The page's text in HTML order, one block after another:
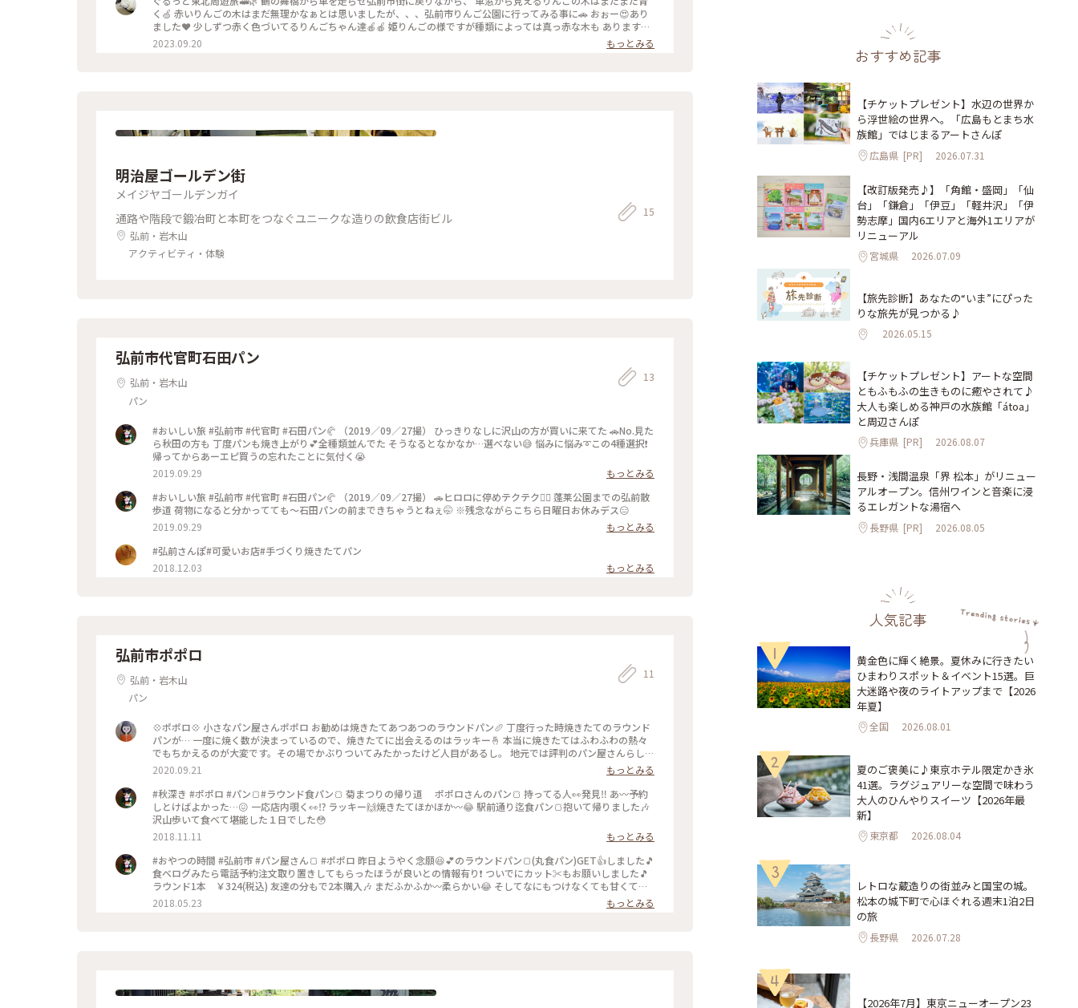
く🍏 赤いりんごの木はまだ無理かなぁとは思いましたが、、、弘前市りんご公園に行ってみる事に🚗 おぉー😍あり
ました❤️ 少しずつ赤く色づいてるりんごちゃん達🍎🍎 姫りんごの様ですが種類によっては真っ赤な木も あります🍎
🍎🍎少しずつ秋の気配…ですね🍁 公園内のショップでも既に売っている種類も💡 園内は広くて何種類ものりんごの
木が植えられていました✨✨✨ そして、雲が少しずつ取れて岩木山も見えて来ました〜🌥️⛰️ #カメラ旅 #私のことり
2023.09.20 もっとみる
明治屋ゴールデン街
メイジヤゴールデンガイ
通路や階段で鍛冶町と本町をつなぐユニークな造りの飲食店街ビル
弘前・岩木山
アクティビティ・体験
15
弘前市代官町石田パン
弘前・岩木山
パン
13
#おいしい旅 #弘前市 #代官町 #石田パン🥐 （2019／09／27撮） ひっきりなしに沢山の方が買いに来てた 🚗No.見た
ら秋田の方も 丁度パンも焼き上がり💕全種類並んでた そうなるとなかなか…選べない😅 悩みに悩み➰この4種選択❗️
帰ってからあーエピ買うの忘れたことに気付く😭
2019.09.29
もっとみる
#おいしい旅 #弘前市 #代官町 #石田パン🥐 （2019／09／27撮） 🚗ヒロロに停めテクテク🚶‍♀️ 蓬莱公園までの弘前散
歩道 荷物になると分かってても～石田パンの前まできちゃうとねぇ🤭 ※残念ながらこちら日曜日お休みデス😑
2019.09.29
もっとみる
#弘前さんぽ#可愛いお店#手づくり焼きたてパン
2018.12.03
もっとみる
弘前市ポポロ
弘前・岩木山
パン
11
💠ポポロ💠 小さなパン屋さんポポロ お勧めは焼きたてあつあつのラウンドパン🥖 丁度行った時焼きたてのラウンド
パンが… 一度に焼く数が決まっているので、焼きたてに出会えるのはラッキー🤞 本当に焼きたてはふわふわの熱々
でもちかえるのが大変です。その場でかぶりついてみたかったけど人目があるし。 地元では評判のパン屋さんらしい
2020.09.21
もっとみる
#秋深き #ポポロ #パン🍞#ラウンド食パン🍞 菊まつりの帰り道 ポポロさんのパン🍞 持ってる人👀発見‼ あ〰予約
しとけばよかった…😖 一応店内覗く👀⁉ ラッキー🙌焼きたてほかほか〰😂 駅前通り迄食パン🍞抱いて帰りました🎶
沢山歩いて食べて堪能した１日でした😳
2018.11.11
もっとみる
#おやつの時間 #弘前市 #パン屋さん🍞 #ポポロ 昨日ようやく念願😆💕のラウンドパン🍞(丸食パン)GET👍しました🎵
食べログみたら電話予約注文取り置きしてもらったほうが良いとの情報有り❗ ついでにカット✂もお願いしました🎵
ラウンド1本 ￥324(税込) 友達の分もで2本購入🎶 まだふかふか〰柔らかい😂 そしてなにもつけなくても甘くてパ
2018.05.23 もっとみる
おすすめ記事
【チケットプレゼント】水辺の世界か
ら浮世絵の世界へ。「広島もとまち水
族館」ではじまるアートさんぽ
広島県 [PR] 2026.07.31
【改訂版発売♪】「角館・盛岡」「仙
台」「鎌倉」「伊豆」「軽井沢」「伊
勢志摩」国内6エリアと海外1エリアが
リニューアル
宮城県 2026.07.09
【旅先診断】あなたの“いま”にぴった
りな旅先が見つかる♪
2026.05.15
【チケットプレゼント】アートな空間
ともふもふの生きものに癒やされて♪
大人も楽しめる神戸の水族館「átoa」
と周辺さんぽ
兵庫県 [PR] 2026.08.07
長野・浅間温泉「界 松本」がリニュー
アルオープン。信州ワインと音楽に浸
るエレガントな湯宿へ
長野県 [PR] 2026.08.05
人気記事
1
黄金色に輝く絶景。夏休みに行きたい
ひまわりスポット＆イベント15選。巨
大迷路や夜のライトアップまで【2026
年夏】
全国 2026.08.01
2
夏のご褒美に♪東京ホテル限定かき氷
41選。ラグジュアリーな空間で味わう
大人のひんやりスイーツ【2026年最
新】
東京都 2026.08.04
3
レトロな蔵造りの街並みと国宝の城。
松本の城下町で心ほぐれる週末1泊2日
の旅
長野県 2026.07.28
4
【2026年7月】東京ニューオープン23